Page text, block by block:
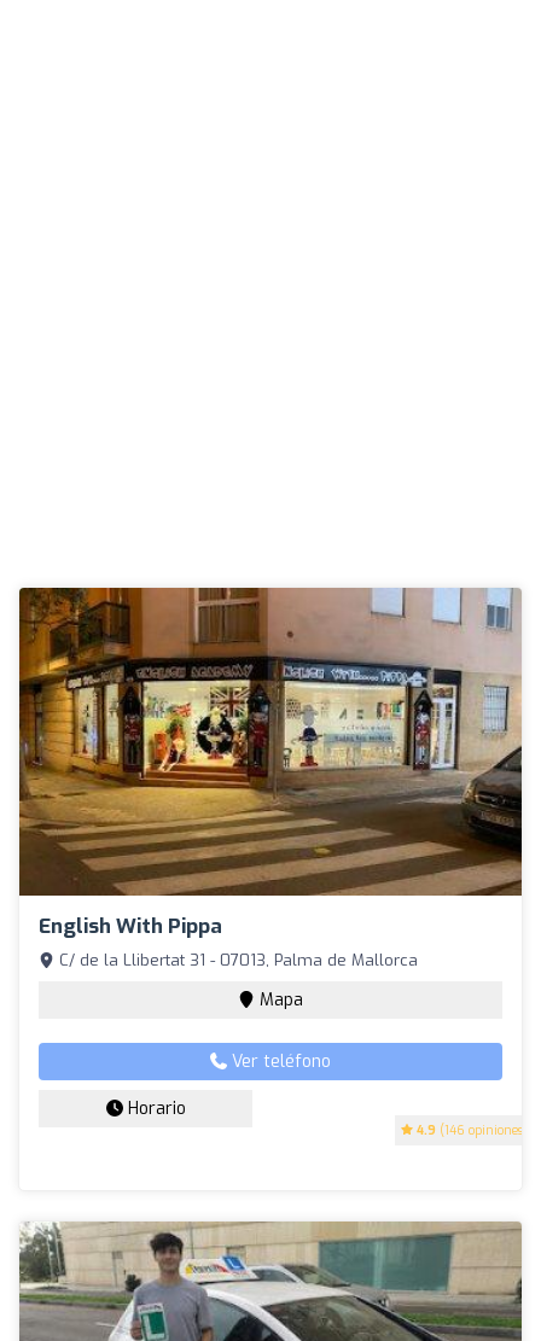
English With Pippa
4.9 (146 opiniones)
C/ de la Llibertat 31 - 07013, Palma de Mallorca
Mapa
Ver teléfono
Horario